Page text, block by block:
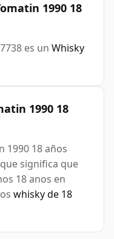
1990 18
es un Whisky
1990 18
1990 18 años
significa que
18 anos en
whisky de 18